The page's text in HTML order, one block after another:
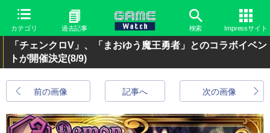
カテゴリ 過去記事 検索 Impressサイト
「チェンクロV」、「まおゆう魔王勇者」とのコラボイベン
トが開催決定(8/9)
前の画像 次の画像
記事へ